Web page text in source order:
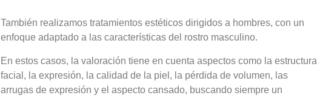
También realizamos tratamientos estéticos dirigidos a hombres, con un
enfoque adaptado a las características del rostro masculino.
En estos casos, la valoración tiene en cuenta aspectos como la estructura
facial, la expresión, la calidad de la piel, la pérdida de volumen, las
arrugas de expresión y el aspecto cansado, buscando siempre un